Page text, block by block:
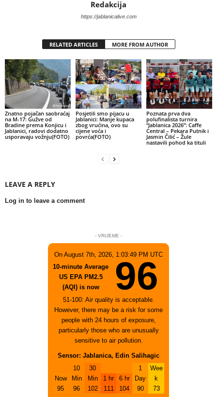
Redakcija
https://jablanicalive.com
RELATED ARTICLES MORE FROM AUTHOR
Znatno pojačan saobraćaj
na M-17: Gužve od
Bradine prema Konjicu i
Jablanici, radovi dodatno
usporavaju vožnju(FOTO)
Posjetili smo pijacu u
Jablanici: Manje kupaca
zbog vrućina, ovo su
cijene voća i
povrća(FOTO)
Poznata prva dva
polufinalista turnira
“Jablanica 2026”: Caffe
Central – Pekara Putnik i
Jasmin Čilić – Žule
nastavili pohod ka tituli
LEAVE A REPLY
Log in to leave a comment
- VRIJEME -
On August 7th, 2026, 1:03:49 PM UTC
10-minute Average
US EPA PM2.5
(AQI) is now
96
51-100: Air quality is acceptable.
However, there may be a risk for some
people with 24 hours of exposure,
particularly those who are unusually
sensitive to air pollution.
Sensor: Jablanica, Edin Salihagic
Now
95
10
Min
96
30
Min
102
1 hr
111
6 hr
104
1
Day
90
Wee
k
73